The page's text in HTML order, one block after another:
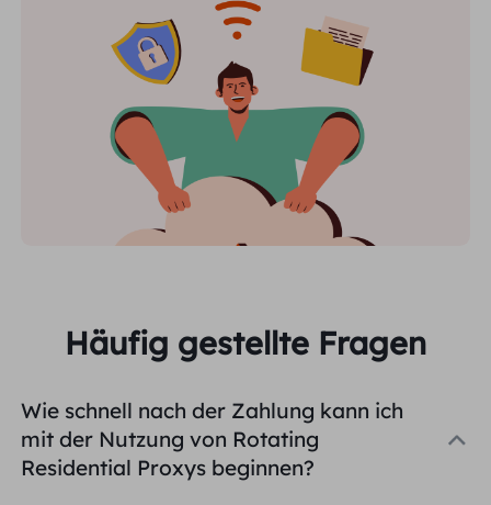
Häufig gestellte Fragen
Wie schnell nach der Zahlung kann ich
mit der Nutzung von Rotating
Residential Proxys beginnen?